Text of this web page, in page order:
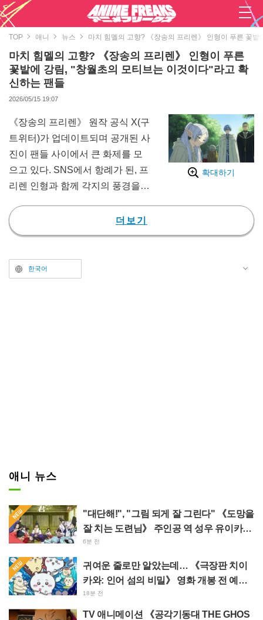
TOP 애니 뉴스 마치 힘멜의 고향? 《장송의 프리렌》 인형이 푸른 꽃
마치 힘멜의 고향? 《장송의 프리렌》 인형이 푸른
꽃밭에 강림, "창월초의 모티브는 이것이다"라고 확
신하는 팬들
2026/05/15 19:07
확대하기
《장송의 프리렌》 원작 공식 X(구
트위터)가 업데이트되며 공개된 사
진이 팬들 사이에서 큰 화제를 모
으고 있다. SNS에서 항례가 된, 프
리렌 인형과 함께 각지의 풍경을
된 것이다.
이번에 공개된 것은 '창월초의 프
미지에는 은발을 트윈테일로 묶은
프리렌(CV: 타네자키 아츠미) 인형
더보기
한국어
애니 뉴스
"대단해!", "그림 되게 잘 그린다" 《도망을
잘 치는 도련님》 주인공 역 성우 유이카와
아사키의 제13화 ED 일러스트에 찬사 속
6분 전
귀여운 줄로만 알았는데… 《극장판 치이
카와: 인어 섬의 비밀》 영화 개봉 전 예습
영상이 "생각 이상으로 가혹하다", "노동
얘기뿐이다"라며 갭에 놀라는 목소리
18분 전
TV 애니메이션 《공각기동대 THE GHOS